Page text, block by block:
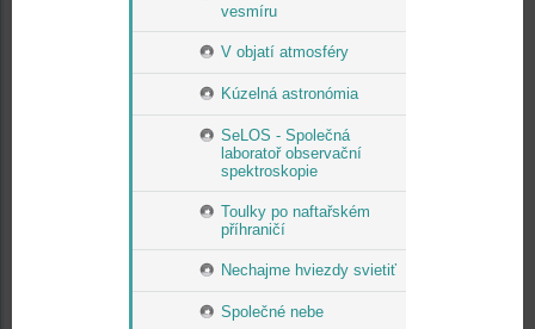
vesmíru
V objatí atmosféry
Kúzelná astronómia
SeLOS - Společná
laboratoř observační
spektroskopie
Toulky po naftařském
příhraničí
Nechajme hviezdy svietiť
Společné nebe